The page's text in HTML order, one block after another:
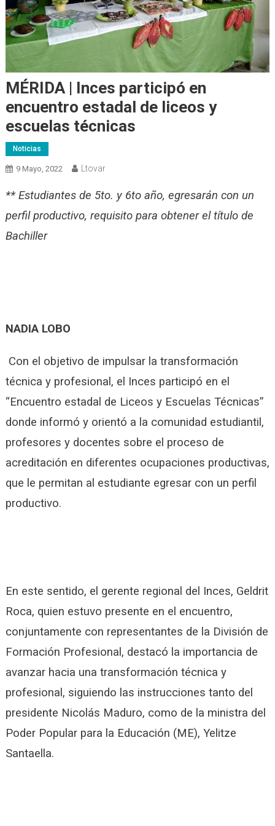
MÉRIDA | Inces participó en
encuentro estadal de liceos y
escuelas técnicas
Noticias
9 Mayo, 2022 Ltovar
** Estudiantes de 5to. y 6to año, egresarán con un
perfil productivo, requisito para obtener el título de
Bachiller
NADIA LOBO
Con el objetivo de impulsar la transformación
técnica y profesional, el Inces participó en el
“Encuentro estadal de Liceos y Escuelas Técnicas”
donde informó y orientó a la comunidad estudiantil,
profesores y docentes sobre el proceso de
acreditación en diferentes ocupaciones productivas,
que le permitan al estudiante egresar con un perfil
productivo.
En este sentido, el gerente regional del Inces, Geldrit
Roca, quien estuvo presente en el encuentro,
conjuntamente con representantes de la División de
Formación Profesional, destacó la importancia de
avanzar hacia una transformación técnica y
profesional, siguiendo las instrucciones tanto del
presidente Nicolás Maduro, como de la ministra del
Poder Popular para la Educación (ME), Yelitze
Santaella.